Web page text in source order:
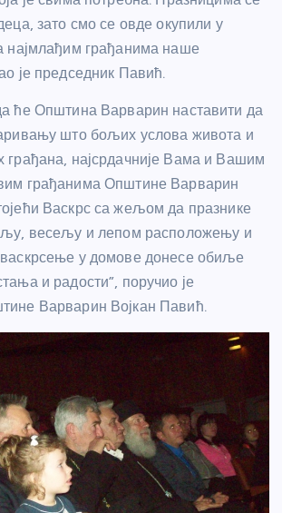
зато смо се овде окупили у
најмлађим грађанима наше
је председник Павић.
ће Општина Варварин наставити да
што бољих услова живота и
грађана, најсрдачније Вама и Вашим
грађанима Општине Варварин
Васкрс са жељом да празнике
весељу и лепом расположењу и
у домове донесе обиље
и радости”, поручио је
Варварин Војкан Павић.